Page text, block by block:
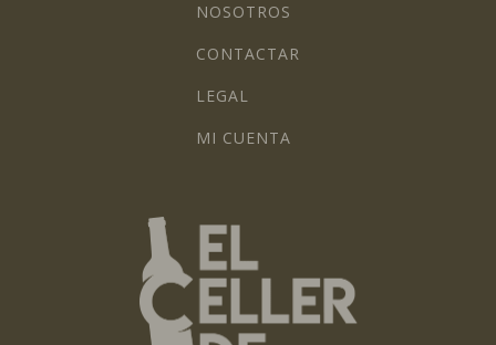
NOSOTROS
CONTACTAR
LEGAL
MI CUENTA